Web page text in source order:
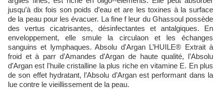
jusqu’à dix fois son poids d’eau et are les toxines à la surface
de la peau pour les évacuer. La fine f leur du Ghassoul possède
des vertus cicatrisantes, désinfectantes et antalgiques. En
enveloppement, elle smule la circulaon et les échanges
sanguins et lymphaques. Absolu d'Argan L’HUILE® Extrait à
froid et à parr d’Amandes d’Argan de haute qualité, l’Absolu
d’Argan est l'huile cristalline la plus riche en vitamine E. En plus
de son effet hydratant, l’Absolu d’Argan est performant dans la
lue contre le vieillissement de la peau.